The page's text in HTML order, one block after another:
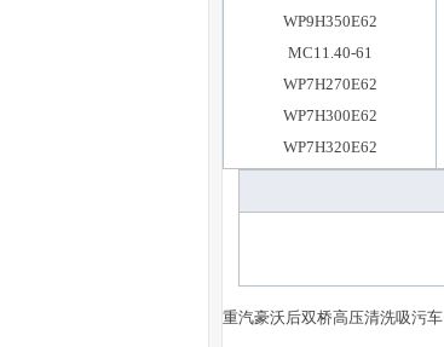
WP9H350E62
MC11.40-61
WP7H270E62
WP7H300E62
WP7H320E62
重汽豪沃后双桥高压清洗吸污车